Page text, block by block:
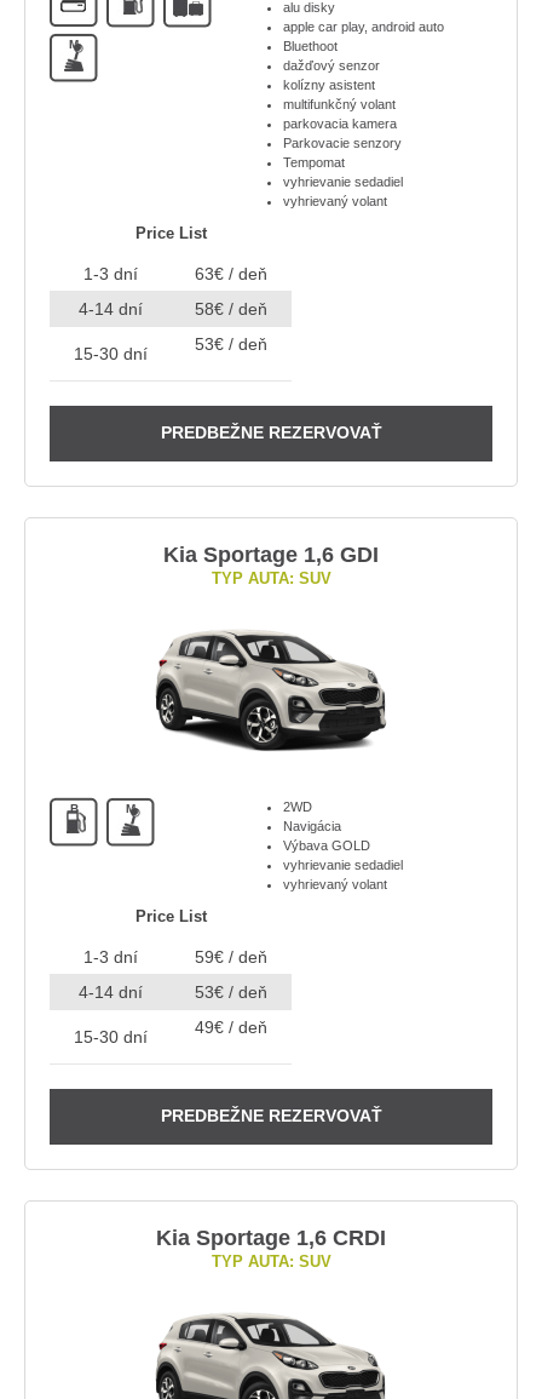
M
alu disky
apple car play, android auto
Bluethoot
dažďový senzor
kolízny asistent
multifunkčný volant
parkovacia kamera
Parkovacie senzory
Tempomat
vyhrievanie sedadiel
vyhrievaný volant
Price List
1-3 dní
63€ / deň
4-14 dní
58€ / deň
15-30 dní 53€ / deň
PREDBEŽNE REZERVOVAŤ
Kia Sportage 1,6 GDI
TYP AUTA: SUV
B M
2WD
Navigácia
Výbava GOLD
vyhrievanie sedadiel
vyhrievaný volant
Price List
1-3 dní
59€ / deň
4-14 dní
53€ / deň
15-30 dní 49€ / deň
PREDBEŽNE REZERVOVAŤ
Kia Sportage 1,6 CRDI
TYP AUTA: SUV